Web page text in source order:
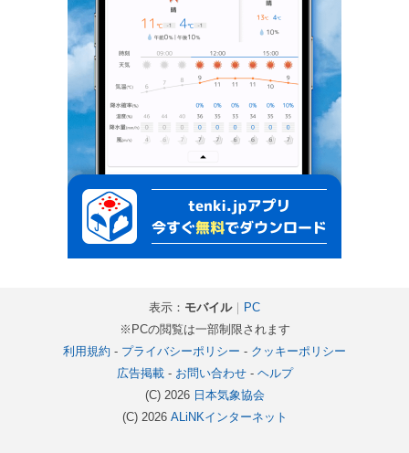
表示： モバイル｜ PC
※PCの閲覧は一部制限されます
利用規約 - プライバシーポリシー - クッキーポリシー
広告掲載- お問い合わせ- ヘルプ
(C) 2026 日本気象協会
(C) 2026 ALiNKインターネット